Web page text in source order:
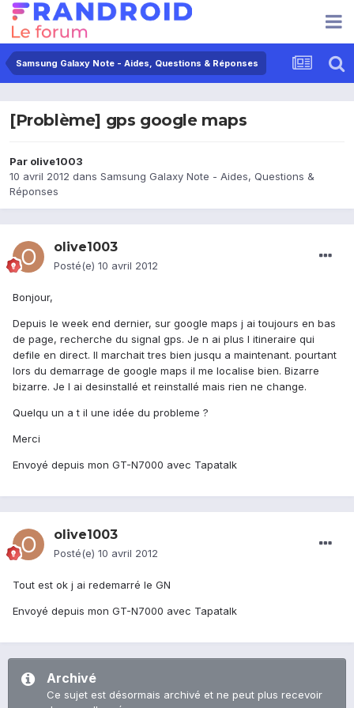
Samsung Galaxy Note - Aides, Questions & Réponses
[Problème] gps google maps
Par olive1003
10 avril 2012 dans Samsung Galaxy Note - Aides, Questions &
Réponses
olive1003
Posté(e) 10 avril 2012
Bonjour,
Depuis le week end dernier, sur google maps j ai toujours en bas
de page, recherche du signal gps. Je n ai plus l itineraire qui
defile en direct. Il marchait tres bien jusqu a maintenant. pourtant
lors du demarrage de google maps il me localise bien. Bizarre
bizarre. Je l ai desinstallé et reinstallé mais rien ne change.
Quelqu un a t il une idée du probleme ?
Merci
Envoyé depuis mon GT-N7000 avec Tapatalk
olive1003
Posté(e) 10 avril 2012
Tout est ok j ai redemarré le GN
Envoyé depuis mon GT-N7000 avec Tapatalk
Archivé
Ce sujet est désormais archivé et ne peut plus recevoir